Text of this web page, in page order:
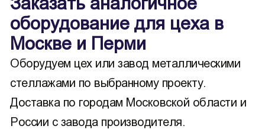
оборудование для цеха в
Москве и Перми
Оборудуем цех или завод металлическими
стеллажами по выбранному проекту.
Доставка по городам Московской области и
России с завода производителя.